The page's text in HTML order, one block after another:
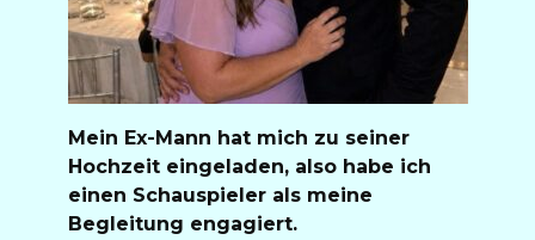
Mein Ex-Mann hat mich zu seiner
Hochzeit eingeladen, also habe ich
einen Schauspieler als meine
Begleitung engagiert.